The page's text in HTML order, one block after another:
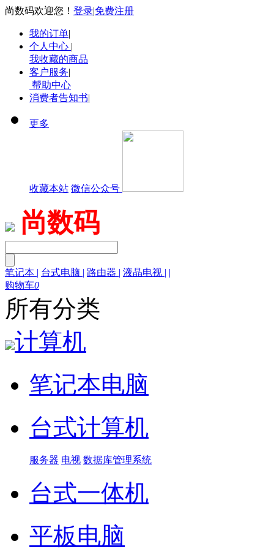
尚数码欢迎您！ 登录|免费注册
我的订单|
个人中心 |
我收藏的商品
客户服务|
帮助中心
消费者告知书|
更多
收藏本站 微信公众号
尚数码
笔记本 | 台式电脑 | 路由器 | 液晶电视 | |
购物车0
所有分类
计算机
笔记本电脑
台式计算机
服务器 电视 数据库管理系统
台式一体机
平板电脑